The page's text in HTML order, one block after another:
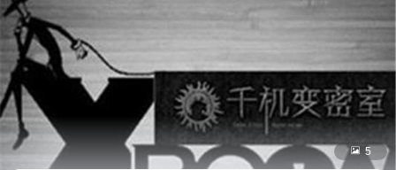
 5
